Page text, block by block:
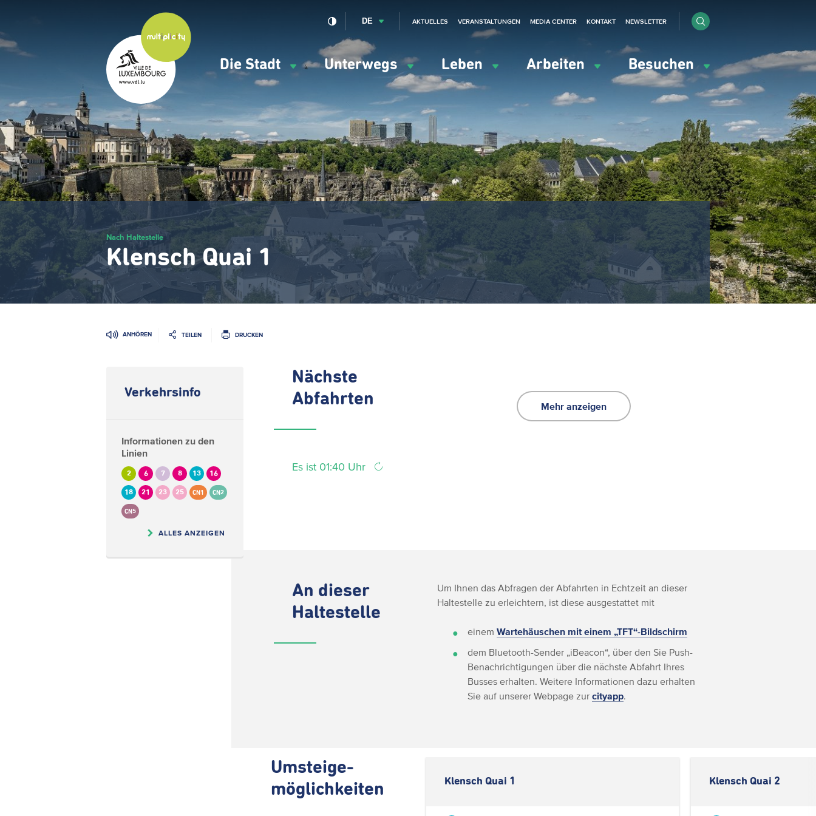
gehen
Navigation
principale
Die Stadt Unterwegs Leben Arbeiten Besuchen
DE AKTUELLES VERANSTALTUNGEN MEDIA CENTER KONTAKT NEWSLETTER
Nach Haltestelle
Klensch Quai 1
ANHÖREN TEILEN DRUCKEN
Verkehrsinfo
Informationen zu den
Linien
2 6 7 8 13 16
18 21 23 25 CN1 CN2
CN5
ALLES ANZEIGEN
Nächste
Abfahrten
Es ist 01:40 Uhr
Mehr anzeigen
An dieser
Haltestelle
Um Ihnen das Abfragen der Abfahrten in Echtzeit an dieser
Haltestelle zu erleichtern, ist diese ausgestattet mit
einemWartehäuschen mit einem „TFT“-Bildschirm
dem Bluetooth-Sender „iBeacon“, über den Sie Push-
Benachrichtigungen über die nächste Abfahrt Ihres
Busses erhalten. Weitere Informationen dazu erhalten
Sie auf unserer Webpage zurcityapp.
Umsteige-
möglichkeiten
Klensch Quai 1 Klensch Quai 2